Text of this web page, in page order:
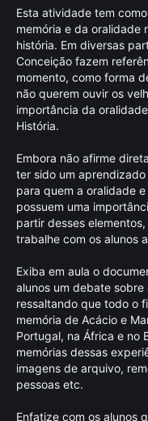
Esta atividade tem
memória e da oralidade
história. Em diversas
Conceição fazem
momento, como forma
não querem ouvir os
importância da
História.
Embora não afirme
ter sido um
para quem a oralidade
possuem uma
partir desses
trabalhe com os alunos
Exiba em aula o
alunos um debate sobre
ressaltando que todo o
memória de Acácio e
Portugal, na África e no
memórias dessas
imagens de arquivo,
pessoas etc.
Enfatize com os alunos